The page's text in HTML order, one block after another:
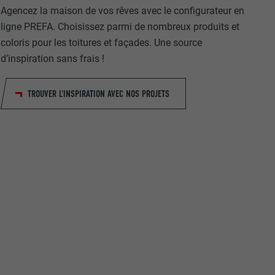
Agencez la maison de vos rêves avec le configurateur en
ligne PREFA. Choisissez parmi de nombreux produits et
coloris pour les toitures et façades. Une source
d’inspiration sans frais !
TROUVER L'INSPIRATION AVEC NOS PROJETS
Ne
Suivez-